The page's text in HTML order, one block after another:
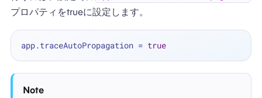
プロパティをtrueに設定します。
app.traceAutoPropagation = true
Note